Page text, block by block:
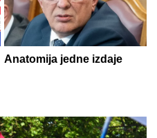
Anatomija jedne izdaje